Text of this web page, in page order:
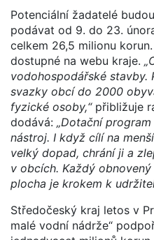
Potenciální žadatelé
podávat od 9. do 23.
celkem 26,5 milionu
dostupné na webu kraje.
vodohospodářské stavby.
svazky obcí do 2000
fyzické osoby,“přibližuje
dodává: „Dotační
nástroj. I když cílí na
velký dopad, chrání ji a
v obcích. Každý
plocha je krokem k
Středočeský kraj letos v
malé vodní nádrže“